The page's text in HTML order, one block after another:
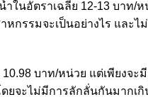
ำในอัตราเฉลี่ย 12-13 บา
กรรมจะเป็นอย่างไร และ
บาท/หน่วย แต่เพียงจ
ยจะไม่มีการลักลั่นกันมาก